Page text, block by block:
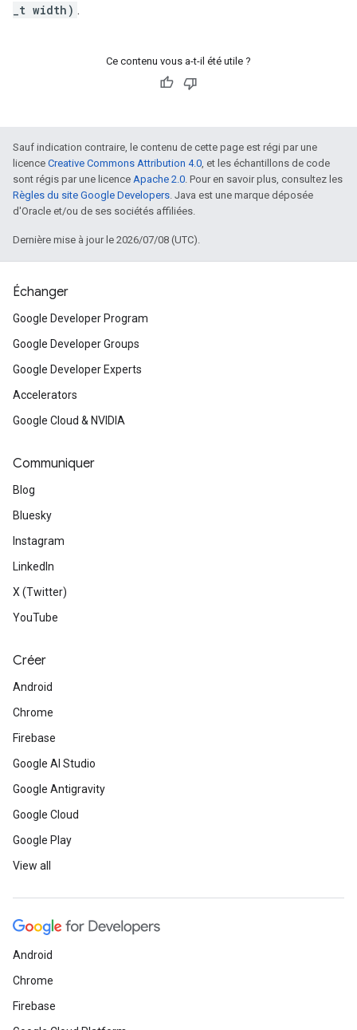
_t width) .
Ce contenu vous a-t-il été utile ?
Sauf indication contraire, le contenu de cette page est régi par une
licence Creative Commons Attribution 4.0, et les échantillons de code
sont régis par une licence Apache 2.0. Pour en savoir plus, consultez les
Règles du site Google Developers. Java est une marque déposée
d'Oracle et/ou de ses sociétés affiliées.
Dernière mise à jour le 2026/07/08 (UTC).
Échanger
Google Developer Program
Google Developer Groups
Google Developer Experts
Accelerators
Google Cloud & NVIDIA
Communiquer
Blog
Bluesky
Instagram
LinkedIn
X (Twitter)
YouTube
Créer
Android
Chrome
Firebase
Google AI Studio
Google Antigravity
Google Cloud
Google Play
View all
Android
Chrome
Firebase